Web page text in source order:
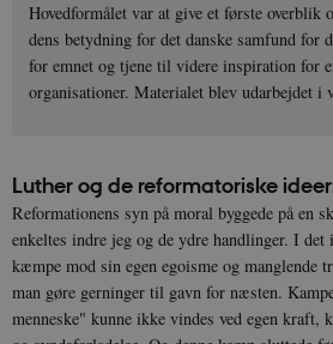
Hovedformålet var at give et første overblik
dens betydning for det danske samfund for
for emnet og tjene til videre inspiration for
organisationer. Materialet blev udarbejdet i
Luther og de reformatoriske
Reformationens syn på moral byggede på en
enkeltes indre jeg og de ydre handlinger. I det
kæmpe mod sin egen egoisme og manglende
man gøre gerninger til gavn for næsten.
menneske" kunne ikke vindes ved egen kraft,